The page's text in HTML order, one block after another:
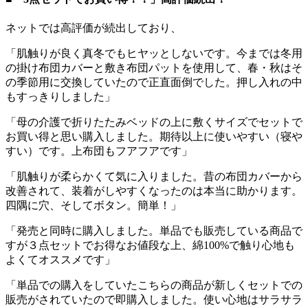
ネットでは高評価が続出しており、
「肌触りが良く真冬でもヒヤッとしないです。今までは冬用
の掛け布団カバーと敷き布団パットを使用して、春・秋はそ
の季節用に交換していたので正直面倒でした。押し入れの中
もすっきりしました」
「母の介護で折りたたみベッドの上に敷くサイズでセットで
お買い得と思い購入しました。期待以上に使いやすい（寝や
すい）です。上布団もフアフアです」
「肌触りが柔らかくて気に入りました。昔の布団カバーから
改善されて、装着がしやすくなったのは本当に助かります。
四隅に穴、そしてボタン。簡単！」
「発売と同時に購入しました。単品でも販売している商品で
すが３点セットでお得なお値段な上、綿100%で触り心地も
よくてオススメです」
「単品での購入をしていたこちらの商品が新しくセットでの
販売がされていたので即購入しました。使い心地はサラサラ